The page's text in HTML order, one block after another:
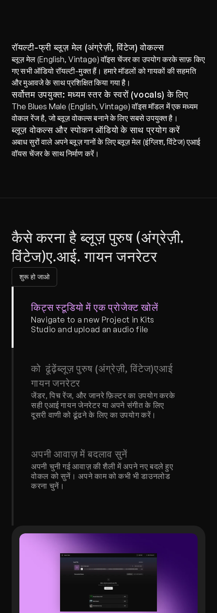
रॉयल्टी-फ्री ब्लूज़ मेल (अंग्रेज़ी, विंटेज) वोकल्स
ब्लूज़ मेल (English, Vintage) वॉइस चेंजर का उपयोग करके साफ़ किए
गए सभी ऑडियो रॉयल्टी-मुक्त हैं। हमारे मॉडलों को गायकों की सहमति
और मुआवजे के साथ प्रशिक्षित किया गया है।
सर्वोत्तम उपयुक्त: मध्यम स्तर के स्वरों (vocals) के लिए
The Blues Male (English, Vintage) वॉइस मॉडल में एक मध्यम
वोकल रेंज है, जो ब्लूज़ वोकल्स बनाने के लिए सबसे उपयुक्त है।
ब्लूज़ वोकल्स और स्पोकन ऑडियो के साथ प्रयोग करें
अबाध सुरों वाले अपने ब्लूज़ गानों के लिए ब्लूज़ मेल (इंग्लिश, विंटेज) एआई
वॉयस चेंजर के साथ निर्माण करें।
कैसे करना है ब्लूज़ पुरुष (अंग्रेज़ी,
विंटेज)ए.आई. गायन जनरेटर
शुरू हो जाओ
किट्स स्टूडियो में एक प्रोजेक्ट खोलें
Navigate to a new Project in Kits
Studio and upload an audio file
को  ढूंढ़ेंब्लूज़ पुरुष (अंग्रेज़ी, विंटेज)एआई
गायन जनरेटर
जेंडर, पिच रेंज, और जानरे फ़िल्टर का उपयोग करके
सही एआई गायन जेनरेटर या अपने संगीत के लिए
दूसरी वाणी को ढूंढने के लिए का उपयोग करें।
अपनी आवाज़ में बदलाव सुनें
अपनी चुनी गई आवाज़ की शैली में अपने नए बदले हुए
वोकल को सुनें। अपने काम को कभी भी डाउनलोड
करना चुनें।